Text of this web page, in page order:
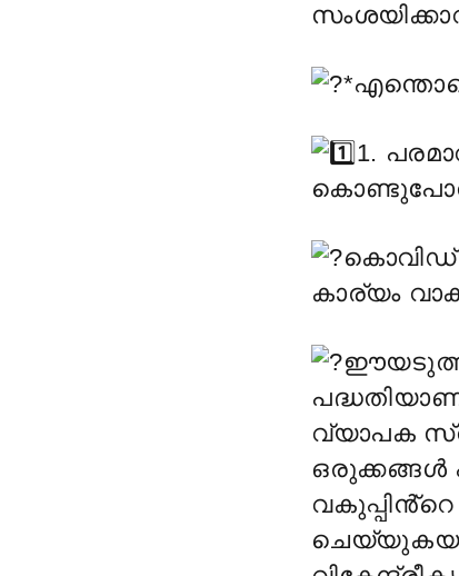
1.
കൊവിഡ്
കാര്യം
ഈയടുത്ത്
വ്യാപക